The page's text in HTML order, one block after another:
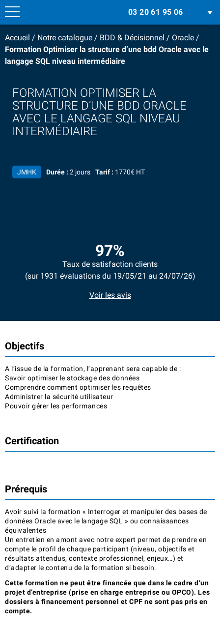
03 20 61 95 06
Accueil / Notre catalogue / BDD & Décisionnel / Oracle /
Formation Optimiser la structure d’une bdd Oracle avec le
langage SQL niveau intermédiaire
FORMATION OPTIMISER LA
STRUCTURE D’UNE BDD ORACLE
AVEC LE LANGAGE SQL NIVEAU
INTERMÉDIAIRE
JMHK Durée : 2 jours Tarif : 1770€ HT
97%
Taux de satisfaction clients
(sur 1931 évaluations du 19/05/21 au 24/07/26)
Voir les avis
Objectifs
A l’issue de la formation, l’apprenant sera capable de :
Savoir optimiser le stockage des données
Comprendre comment optimiser les requêtes
Administrer la sécurité utilisateur
Pouvoir gérer les performances
Certification
Prérequis
Avoir suivi la formation « Interroger et manipuler des bases de
données Oracle avec le langage SQL » ou connaissances
équivalentes
Un entretien en amont avec notre expert permet de prendre en
compte le profil de chaque participant (niveau, objectifs et
résultats attendus, contexte professionnel, enjeux…) et
d’adapter le contenu de la formation si besoin.
Cette formation ne peut être financée que dans le cadre d’un
projet d’entreprise (prise en charge entreprise ou OPCO). Les
dossiers à financement personnel et CPF ne sont pas pris en
compte.